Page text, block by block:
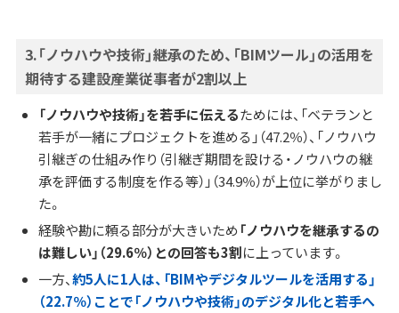
3.「ノウハウや技術」継承のため、「BIMツール」の活用を
期待する建設産業従事者が2割以上
「ノウハウや技術」を若手に伝えるためには、「ベテランと
若手が一緒にプロジェクトを進める」（47.2％）、「ノウハウ
引継ぎの仕組み作り（引継ぎ期間を設ける・ノウハウの継
承を評価する制度を作る等）」（34.9％）が上位に挙がりまし
た。
経験や勘に頼る部分が大きいため「ノウハウを継承するの
は難しい」（29.6％）との回答も3割に上っています。
一方、約5人に1人は、「BIMやデジタルツールを活用する」
（22.7％）ことで「ノウハウや技術」のデジタル化と若手へ